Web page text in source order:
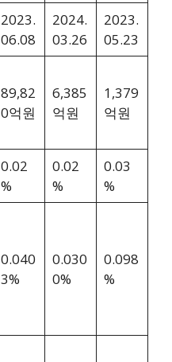
2023.
06.08
2024.
03.26
2023.
05.23
89,82
0억원
6,385
억원
1,379
억원
0.02
%
0.02
%
0.03
%
0.040
3%
0.030
0%
0.098
%